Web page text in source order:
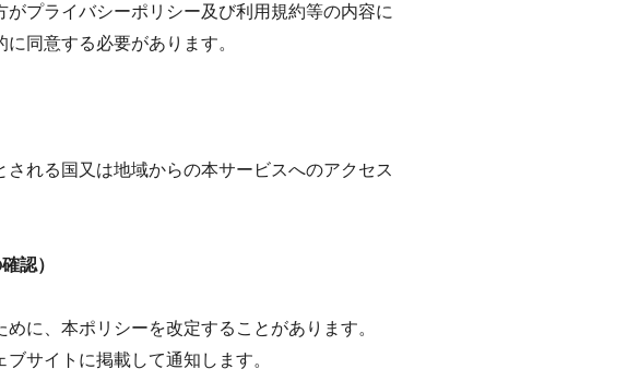
プライバシーポリシー及び利用規約等の内容に
同意する必要があります。
れる国又は地域からの本サービスへのアクセス
認）
に、本ポリシーを改定することがあります。
サイトに掲載して通知します。